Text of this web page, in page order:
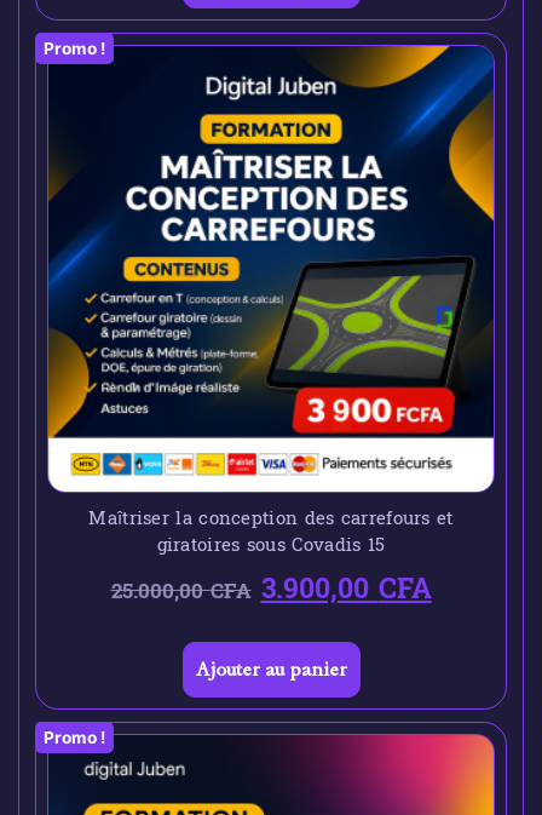
Promo !
Maîtriser la conception des carrefours et
giratoires sous Covadis 15
25.000,00CFA 3.900,00CFA
Ajouter au panier
Promo !